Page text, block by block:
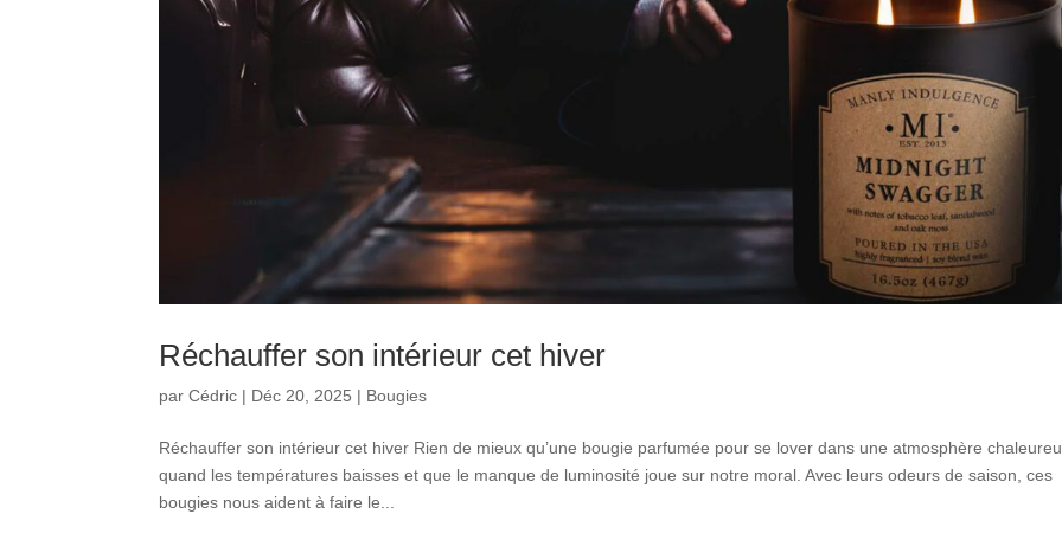
Réchauffer son intérieur cet hiver
parCédric | Déc 20, 2025 | Bougies
Réchauffer son intérieur cet hiver Rien de mieux qu’une bougie parfumée pour se lover dans une atmosphère
quand les températures baisses et que le manque de luminosité joue sur notre moral. Avec leurs odeurs de saison, ces
bougies nous aident à faire le...